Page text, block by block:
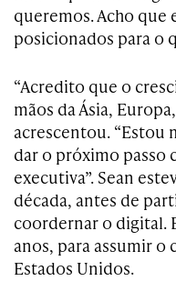
queremos. Acho
posicionados para o
“Acredito que o
mãos da Ásia,
acrescentou. “Estou
dar o próximo passo
executiva”. Sean
década, antes de
coordernar o digital.
anos, para assumir
Estados Unidos.